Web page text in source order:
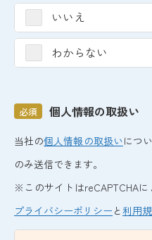
いいえ
わからない
個人情報の取扱い
必須
当社の個人情報の取扱いにつ
のみ送信できます。
※このサイトはreCAPTCHA
プライバシーポリシー と利用